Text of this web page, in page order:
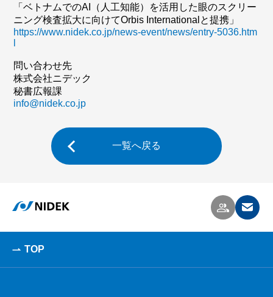
「ベトナムでのAI（人工知能）を活用した眼のスクリー
ニング検査拡大に向けてOrbis Internationalと提携」
https://www.nidek.co.jp/news-event/news/entry-5036.htm
問い合わせ先
株式会社ニデック
秘書広報課
info@nidek.co.jp
一覧へ戻る
TOP